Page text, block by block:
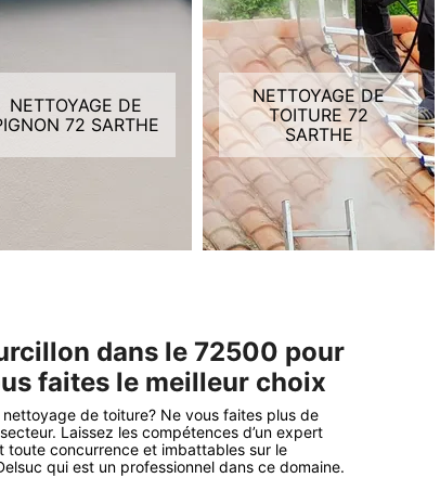
NETTOYAGE DE
72 SARTHE
NETTOYAGE DE
TOITURE 72
SARTHE
dans le 72500 pour
faites le meilleur choix
de toiture? Ne vous faites plus de
Laissez les compétences d’un expert
concurrence et imbattables sur le
qui est un professionnel dans ce domaine.